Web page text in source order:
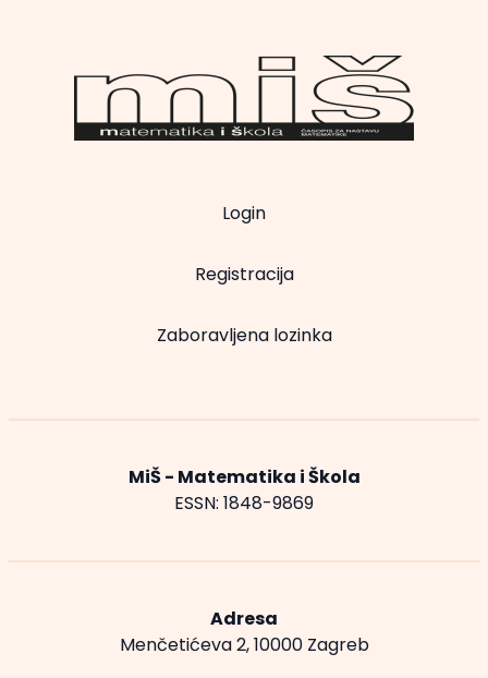
Login
Registracija
Zaboravljena lozinka
MiŠ - Matematika i Škola
ESSN: 1848-9869
Adresa
Menčetićeva 2, 10000 Zagreb